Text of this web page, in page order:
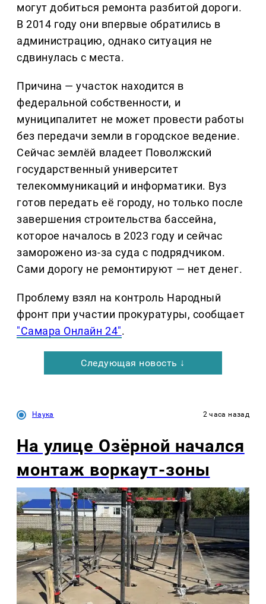
могут добиться ремонта разбитой дороги.
В 2014 году они впервые обратились в
администрацию, однако ситуация не
сдвинулась с места.
Причина — участок находится в
федеральной собственности, и
муниципалитет не может провести работы
без передачи земли в городское ведение.
Сейчас землёй владеет Поволжский
государственный университет
телекоммуникаций и информатики. Вуз
готов передать её городу, но только после
завершения строительства бассейна,
которое началось в 2023 году и сейчас
заморожено из-за суда с подрядчиком.
Сами дорогу не ремонтируют — нет денег.
Проблему взял на контроль Народный
фронт при участии прокуратуры, сообщает
"Самара Онлайн 24".
Следующая новость ↓
Наука 2 часа назад
На улице Озëрной начался
монтаж воркаут-зоны